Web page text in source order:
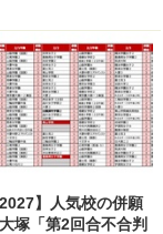
2027】人気校の併願
塚「第2回合不合判